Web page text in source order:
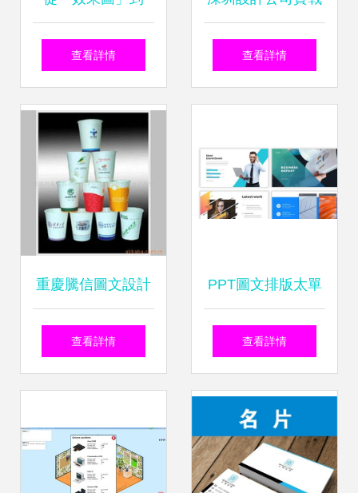
「形象力」 汽修廠
值飆升
查看詳情
分享 產品包裝設計
查看詳情
重慶騰信圖文設計
工作室 杯印刷產品
作
查看詳情
PPT圖文排版太單
調？6個方法幫你
收藏
查看詳情